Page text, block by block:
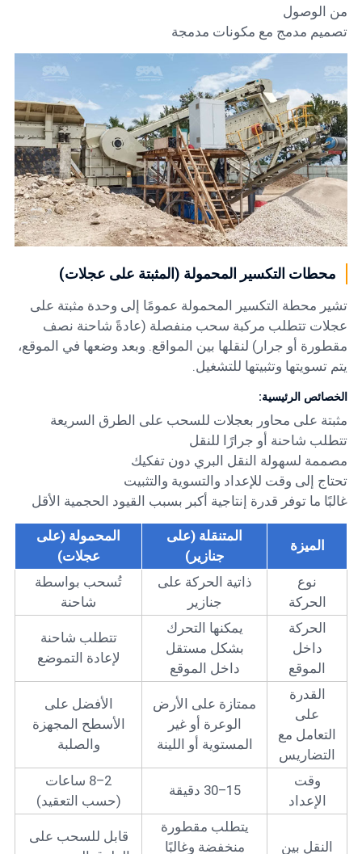
من الوصول
تصميم مدمج مع مكونات مدمجة
محطات التكسير المحمولة (المثبتة على عجلات)
تشير محطة التكسير المحمولة عمومًا إلى وحدة مثبتة على
عجلات تتطلب مركبة سحب منفصلة (عادةً شاحنة نصف
مقطورة أو جرار) لنقلها بين المواقع. وبعد وضعها في الموقع،
يتم تسويتها وتثبيتها للتشغيل.
الخصائص الرئيسية:
مثبتة على محاور بعجلات للسحب على الطرق السريعة
تتطلب شاحنة أو جرارًا للنقل
مصممة لسهولة النقل البري دون تفكيك
تحتاج إلى وقت للإعداد والتسوية والتثبيت
غالبًا ما توفر قدرة إنتاجية أكبر بسبب القيود الحجمية الأقل
الميزة
المتنقلة (على
جنازير)
المحمولة (على
عجلات)
نوع
الحركة
ذاتية الحركة على
جنازير
تُسحب بواسطة
شاحنة
الحركة
داخل
الموقع
يمكنها التحرك
بشكل مستقل
داخل الموقع
تتطلب شاحنة
لإعادة التموضع
القدرة
على
التعامل مع
التضاريس
ممتازة على الأرض
الوعرة أو غير
المستوية أو اللينة
الأفضل على
الأسطح المجهزة
والصلبة
وقت
الإعداد
15–30 دقيقة
2–8 ساعات
(حسب التعقيد)
النقل بين
يتطلب مقطورة
منخفضة وغالبًا
قابل للسحب على